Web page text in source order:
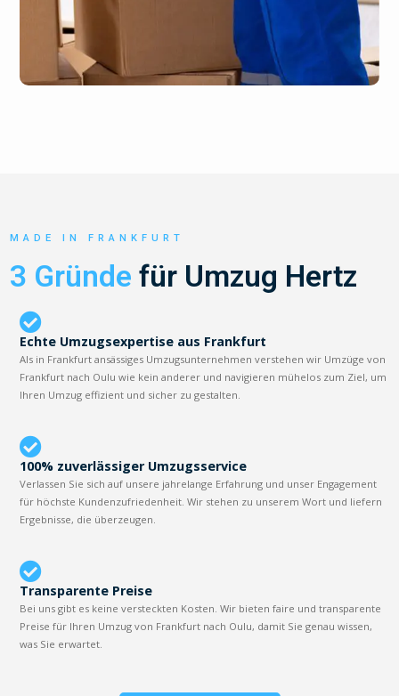
MADE IN FRANKFURT
3 Gründe für Umzug Hertz
Echte Umzugsexpertise aus Frankfurt
Als in Frankfurt ansässiges Umzugsunternehmen verstehen wir Umzüge von
Frankfurt nach Oulu wie kein anderer und navigieren mühelos zum Ziel, um
Ihren Umzug effizient und sicher zu gestalten.
100% zuverlässiger Umzugsservice
Verlassen Sie sich auf unsere jahrelange Erfahrung und unser Engagement
für höchste Kundenzufriedenheit. Wir stehen zu unserem Wort und liefern
Ergebnisse, die überzeugen.
Transparente Preise
Bei uns gibt es keine versteckten Kosten. Wir bieten faire und transparente
Preise für Ihren Umzug von Frankfurt nach Oulu, damit Sie genau wissen,
was Sie erwartet.